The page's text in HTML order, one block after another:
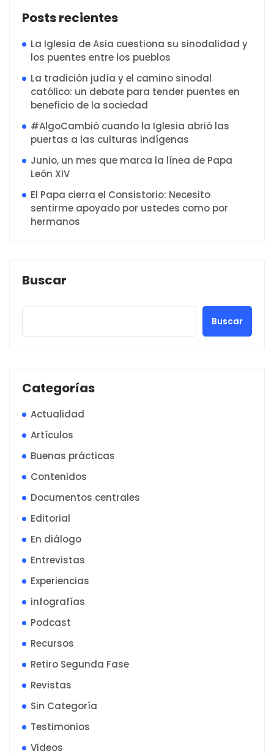
Posts recientes
La Iglesia de Asia cuestiona su sinodalidad y
los puentes entre los pueblos
La tradición judía y el camino sinodal
católico: un debate para tender puentes en
beneficio de la sociedad
#AlgoCambió cuando la Iglesia abrió las
puertas a las culturas indígenas
Junio, un mes que marca la línea de Papa
León XIV
El Papa cierra el Consistorio: Necesito
sentirme apoyado por ustedes como por
hermanos
Buscar
Buscar
Categorías
Actualidad
Artículos
Buenas prácticas
Contenidos
Documentos centrales
Editorial
En diálogo
Entrevistas
Experiencias
infografías
Podcast
Recursos
Retiro Segunda Fase
Revistas
Sin Categoría
Testimonios
Videos